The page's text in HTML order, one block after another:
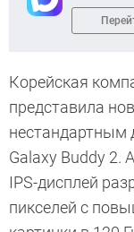
Корейская
представила
нестандартным
Galaxy Buddy 2.
IPS-дисплей
пикселей с